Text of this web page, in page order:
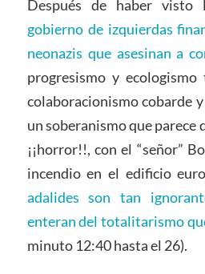
Después de haber visto
gobierno de izquierdas
neonazis que asesinan a
progresismo y
colaboracionismo cobarde
un soberanismo que parece
¡¡horror!!, con el “señor”
incendio en el edificio
adalides son tan
enteran del totalitarismo
minuto 12:40 hasta el 26).